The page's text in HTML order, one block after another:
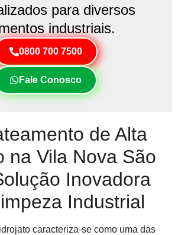
para diversos
industriais.
0800 700 7500
Fale Conosco
de Alta
na Vila Nova São
Inovadora
Industrial
caracteriza-se como uma das